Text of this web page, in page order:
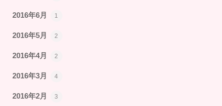
2016年6月 1
2016年5月 2
2016年4月 2
2016年3月 4
2016年2月 3